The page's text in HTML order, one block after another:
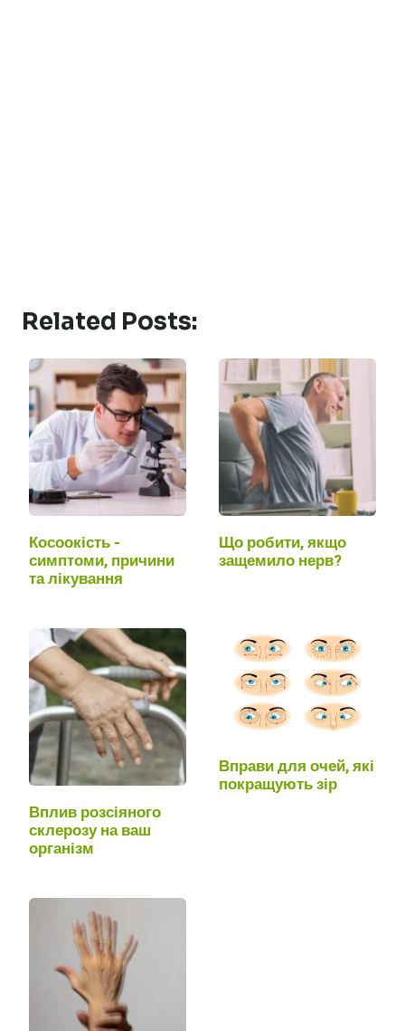
Related Posts:
Косоокість -
симптоми, причини
та лікування
Що робити, якщо
защемило нерв?
Вплив розсіяного
склерозу на ваш
організм
Вправи для очей, які
покращують зір